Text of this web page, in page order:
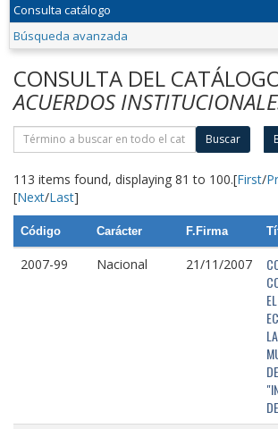
Consulta catálogo
Búsqueda avanzada
CONSULTA DEL
ACUERDOS
Buscar
113 items found, displaying 81 to 100.[First/
[Next/Last]
Código Carácter F.Firma
2007-99 Nacional 21/11/2007